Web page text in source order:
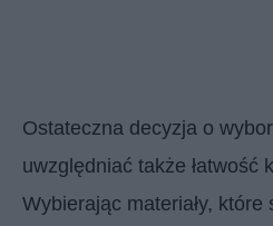
Ostateczna decyzja o
uwzględniać także łatwość
Wybierając materiały, które